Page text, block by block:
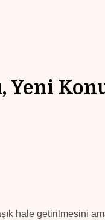
Yeni
hale getirilmesini